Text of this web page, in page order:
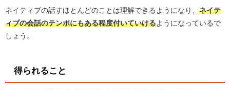
ネイティブの話すほとんどのことは理解できるようになり、 ネイテ
ィブの会話のテンポにもある程度付いていけるようになっているで
しょう。
得られること